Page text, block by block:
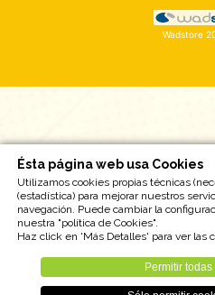
Wadstore
Ésta página web usa Cookies
Utilizamos cookies propias técnicas
(estadística) para mejorar nuestros
navegación. Puede cambiar la
nuestra "política de Cookies".
Haz click en 'Más Detalles' para ver las
Permitir